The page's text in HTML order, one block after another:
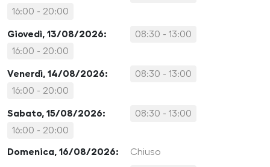
16:00 - 20:00
Giovedì, 13/08/2026:
08:30 - 13:00
16:00 - 20:00
Venerdì, 14/08/2026:
08:30 - 13:00
16:00 - 20:00
Sabato, 15/08/2026:
08:30 - 13:00
16:00 - 20:00
Domenica, 16/08/2026: Chiuso